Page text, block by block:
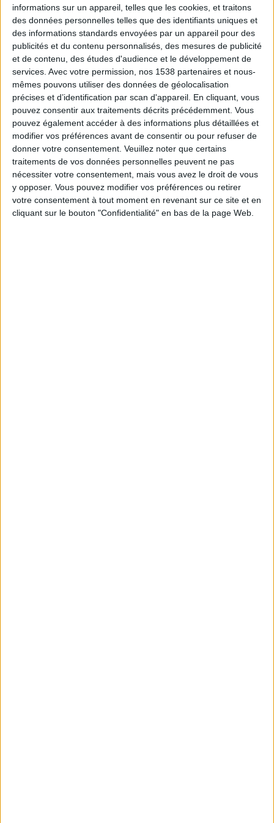
informations sur un appareil, telles que les cookies, et traitons
des données personnelles telles que des identifiants uniques et
des informations standards envoyées par un appareil pour des
publicités et du contenu personnalisés, des mesures de publicité
et de contenu, des études d'audience et le développement de
services. Avec votre permission, nos 1538 partenaires et nous-
mêmes pouvons utiliser des données de géolocalisation
précises et d’identification par scan d'appareil. En cliquant, vous
pouvez consentir aux traitements décrits précédemment. Vous
pouvez également accéder à des informations plus détaillées et
modifier vos préférences avant de consentir ou pour refuser de
donner votre consentement. Veuillez noter que certains
traitements de vos données personnelles peuvent ne pas
nécessiter votre consentement, mais vous avez le droit de vous
y opposer. Vous pouvez modifier vos préférences ou retirer
votre consentement à tout moment en revenant sur ce site et en
cliquant sur le bouton "Confidentialité" en bas de la page Web.
Webinaires en direct Voir tout
Peut-on remplacer la viande par des féculents ?
Consultation diététique du 05/08/2026